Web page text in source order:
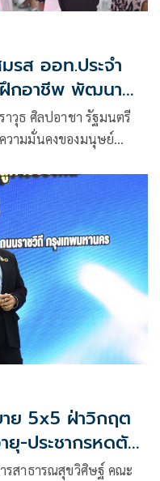
รส ออท.ประจำ
ฝึกอาชีพ พัฒนา
ดไทย-ต้มข่าไก่-
วุธ ศิลปอาชา รัฐมนตรี
วามมั่นคงของมนุษย์
อกอัครราชทูต
ย 5x5 ฝ่าวิกฤต
-ประชากรหดตัว-
น
รสาธารณสุขวิศิษฐ์ คณะ